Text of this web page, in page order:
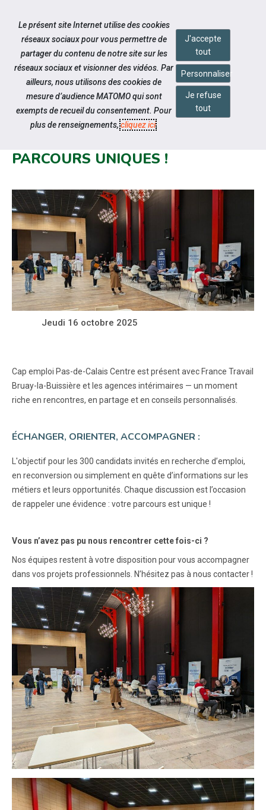
Aller au contenu
Notre actualité
FORUM DE L'INTÉRIMAIRE : DES
PARCOURS UNIQUES !
Jeudi 16 octobre 2025
Cap emploi Pas-de-Calais Centre est présent avec France Travail
Bruay-la-Buissière et les agences intérimaires — un moment
riche en rencontres, en partage et en conseils personnalisés.
ÉCHANGER, ORIENTER, ACCOMPAGNER :
L'objectif pour les 300 candidats invités en recherche d’emploi,
en reconversion ou simplement en quête d’informations sur les
métiers et leurs opportunités. Chaque discussion est l’occasion
de rappeler une évidence : votre parcours est unique !
Vous n’avez pas pu nous rencontrer cette fois-ci ?
Nos équipes restent à votre disposition pour vous accompagner
dans vos projets professionnels. N’hésitez pas à nous contacter !
Le présent site Internet utilise des cookies
réseaux sociaux pour vous permettre de
partager du contenu de notre site sur les
réseaux sociaux et visionner des vidéos. Par
ailleurs, nous utilisons des cookies de
mesure d’audience MATOMO qui sont
exempts de recueil du consentement. Pour
plus de renseignements,cliquez ici.
J'accepte
tout
Personnaliser
Je refuse
tout